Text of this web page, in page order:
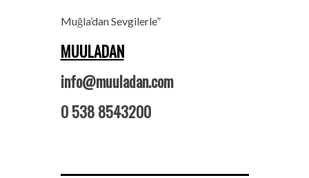
Muğla’dan Sevgilerle”
MUULADAN
info@muuladan.com
0 538 8543200